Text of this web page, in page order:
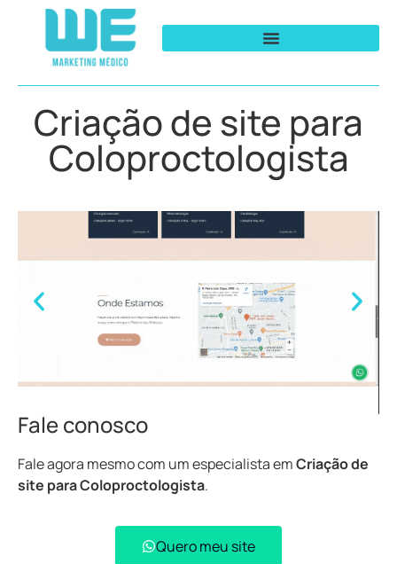
Criação de site para
Coloproctologista
Fale conosco
Fale agora mesmo com um especialista emCriação de
site para Coloproctologista.
Quero meu site